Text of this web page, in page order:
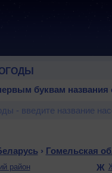
буквам названия
› Гомельская
район
Ж